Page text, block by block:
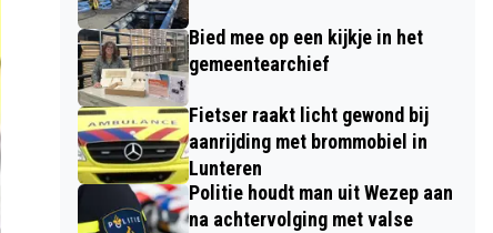
Bied mee op een kijkje in het
gemeentearchief
Fietser raakt licht gewond bij
aanrijding met brommobiel in
Lunteren
Politie houdt man uit Wezep aan
na achtervolging met valse